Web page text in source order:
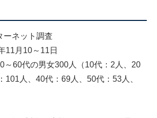
ーネット調査
11月10～11日
～60代の男女300人（10代：2人、20
101人、40代：69人、50代：53人、